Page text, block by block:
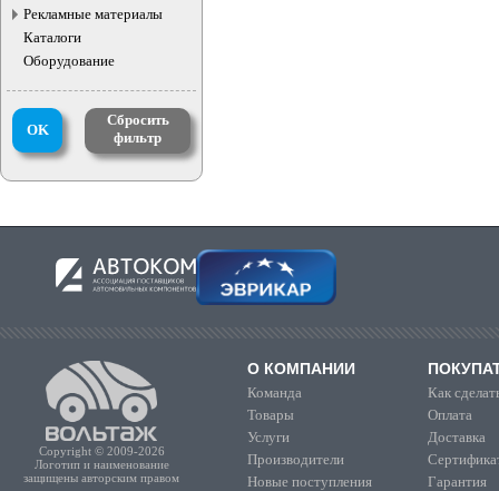
Рекламные материалы
Каталоги
Оборудование
OK
Сбросить
фильтр
Copyright © 2009-2026
Логотип и наименование
защищены авторским правом
О КОМПАНИИ
Команда
Товары
Услуги
Производители
Новые поступления
Как
Оплата
Доставка
Гарантия